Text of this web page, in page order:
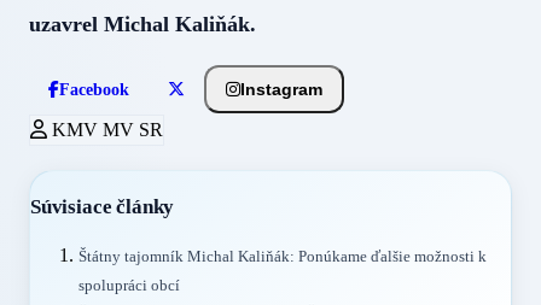
uzavrel Michal Kaliňák.
Facebook Instagram
KMV MV SR
Súvisiace články
Štátny tajomník Michal Kaliňák: Ponúkame ďalšie možnosti k
spolupráci obcí